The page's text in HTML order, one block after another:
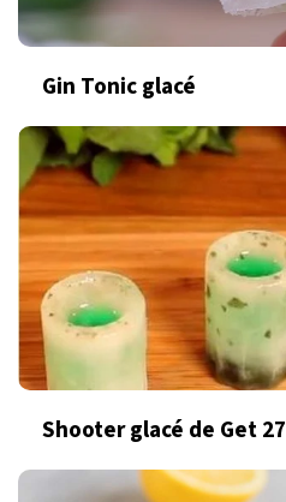
Gin Tonic glacé
Shooter glacé de Get 27